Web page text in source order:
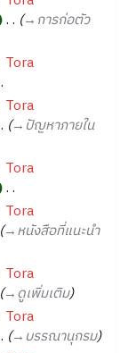
‎
→‎การก่อตัว
Tora
Tora
→‎ปัญหาภายใน
Tora
‎
Tora
→‎หนังสือที่แนะนำ
Tora
→‎ดูเพิ่มเติม
Tora
→‎บรรณานุกรม